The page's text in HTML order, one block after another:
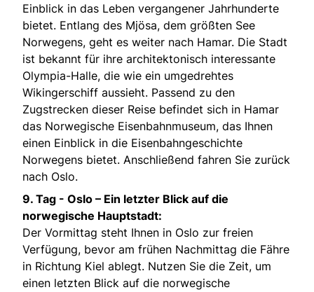
Einblick in das Leben vergangener Jahrhunderte
bietet. Entlang des Mjösa, dem größten See
Norwegens, geht es weiter nach Hamar. Die Stadt
ist bekannt für ihre architektonisch interessante
Olympia-Halle, die wie ein umgedrehtes
Wikingerschiff aussieht. Passend zu den
Zugstrecken dieser Reise befindet sich in Hamar
das Norwegische Eisenbahnmuseum, das Ihnen
einen Einblick in die Eisenbahngeschichte
Norwegens bietet. Anschließend fahren Sie zurück
nach Oslo.
9. Tag - Oslo – Ein letzter Blick auf die
norwegische Hauptstadt:
Der Vormittag steht Ihnen in Oslo zur freien
Verfügung, bevor am frühen Nachmittag die Fähre
in Richtung Kiel ablegt. Nutzen Sie die Zeit, um
einen letzten Blick auf die norwegische